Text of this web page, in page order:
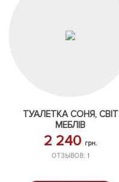
ТУАЛЕТКА СОНЯ, СВІТ
МЕБЛІВ
2 240 грн.
ОТЗЫВОВ: 1